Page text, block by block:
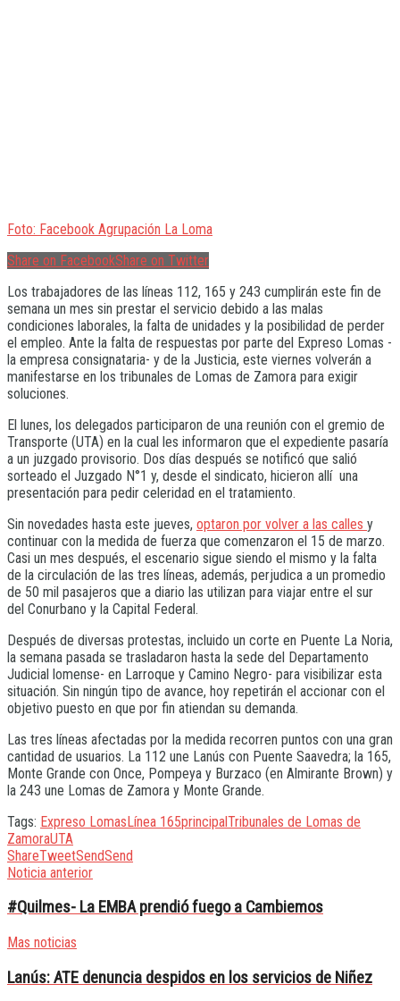
Foto: Facebook Agrupación La Loma
Share on FacebookShare on Twitter
Los trabajadores de las líneas 112, 165 y 243 cumplirán este fin de
semana un mes sin prestar el servicio debido a las malas
condiciones laborales, la falta de unidades y la posibilidad de perder
el empleo. Ante la falta de respuestas por parte del Expreso Lomas -
la empresa consignataria- y de la Justicia, este viernes volverán a
manifestarse en los tribunales de Lomas de Zamora para exigir
soluciones.
El lunes, los delegados participaron de una reunión con el gremio de
Transporte (UTA) en la cual les informaron que el expediente pasaría
a un juzgado provisorio. Dos días después se notificó que salió
sorteado el Juzgado N°1 y, desde el sindicato, hicieron allí una
presentación para pedir celeridad en el tratamiento.
Sin novedades hasta este jueves, optaron por volver a las calles y
continuar con la medida de fuerza que comenzaron el 15 de marzo.
Casi un mes después, el escenario sigue siendo el mismo y la falta
de la circulación de las tres líneas, además, perjudica a un promedio
de 50 mil pasajeros que a diario las utilizan para viajar entre el sur
del Conurbano y la Capital Federal.
Después de diversas protestas, incluido un corte en Puente La Noria,
la semana pasada se trasladaron hasta la sede del Departamento
Judicial lomense- en Larroque y Camino Negro- para visibilizar esta
situación. Sin ningún tipo de avance, hoy repetirán el accionar con el
objetivo puesto en que por fin atiendan su demanda.
Las tres líneas afectadas por la medida recorren puntos con una gran
cantidad de usuarios. La 112 une Lanús con Puente Saavedra; la 165,
Monte Grande con Once, Pompeya y Burzaco (en Almirante Brown) y
la 243 une Lomas de Zamora y Monte Grande.
Tags: Expreso LomasLínea 165principalTribunales de Lomas de
ZamoraUTA
ShareTweetSendSend
Noticia anterior
#Quilmes- La EMBA prendió fuego a Cambiemos
Mas noticias
Lanús: ATE denuncia despidos en los servicios de Niñez